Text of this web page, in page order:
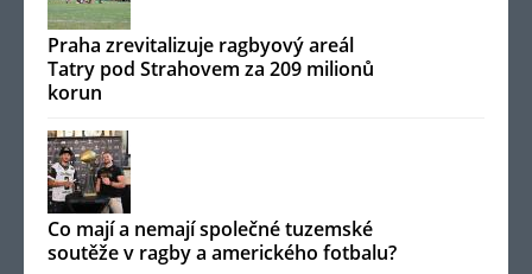
Praha zrevitalizuje ragbyový areál
Tatry pod Strahovem za 209 milionů
korun
Co mají a nemají společné tuzemské
soutěže v ragby a amerického fotbalu?